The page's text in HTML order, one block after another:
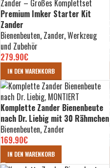
Premium Imker Starter Kit
Zander
Bienenbeuten, Zander,Werkzeug
und Zubehör
279.90€
IN DEN WARENKORB
Komplette Zander Bienenbeute
nach Dr. Liebig mit 30 Rähmchen
Bienenbeuten, Zander
169.90€
IN DEN WARENKORB